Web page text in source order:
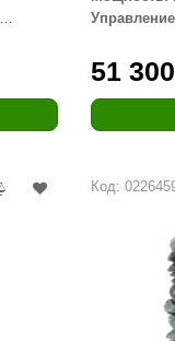
51 300
Код: